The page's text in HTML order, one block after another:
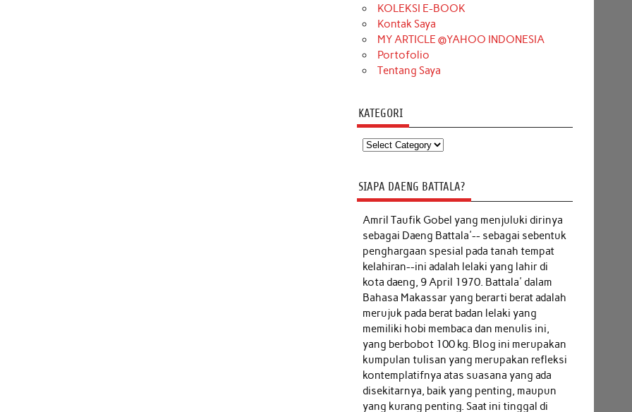
KOLEKSI E-BOOK
Kontak Saya
MY ARTICLE @YAHOO INDONESIA
Portofolio
Tentang Saya
KATEGORI
Kategori
SIAPA DAENG BATTALA?
Amril Taufik Gobel yang menjuluki dirinya
sebagai Daeng Battala'-- sebagai sebentuk
penghargaan spesial pada tanah tempat
kelahiran--ini adalah lelaki yang lahir di
kota daeng, 9 April 1970. Battala' dalam
Bahasa Makassar yang berarti berat adalah
merujuk pada berat badan lelaki yang
memiliki hobi membaca dan menulis ini,
yang berbobot 100 kg. Blog ini merupakan
kumpulan tulisan yang merupakan refleksi
kontemplatifnya atas suasana yang ada
disekitarnya, baik yang penting, maupun
yang kurang penting. Saat ini tinggal di